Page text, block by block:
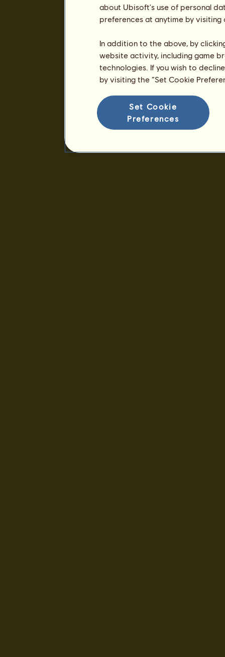
about Ubisoft's use of personal
preferences at anytime by
In addition to the above, by
website activity, including game
technologies. If you wish to
by visiting the “Set Cookie
Set Cookie
Preferences